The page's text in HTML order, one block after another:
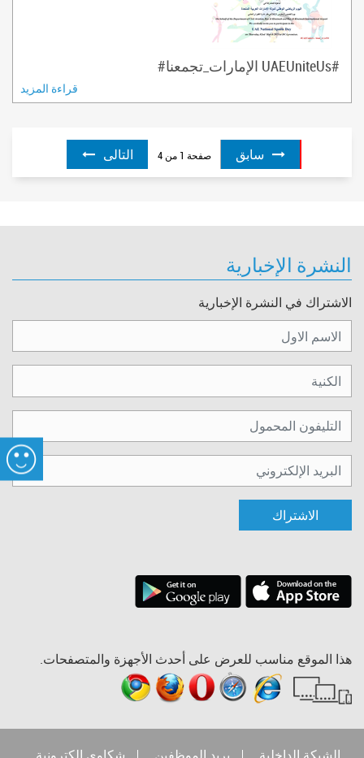
#UAEUniteUs الإمارات_تجمعنا#
قراءة المزيد
سابق صفحة 1 من4 التالى
النشرة الإخبارية
الاشتراك في النشرة الإخبارية
الاشتراك
هذا الموقع مناسب للعرض على أحدث الأجهزة والمتصفحات.